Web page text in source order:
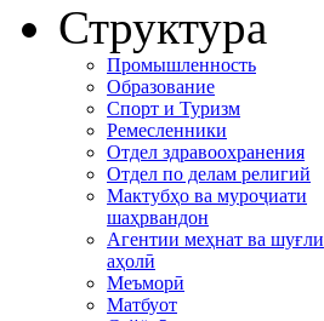
Структура
Промышленность
Образование
Спорт и Туризм
Ремесленники
Отдел здравоохранения
Отдел по делам религий
Мактубҳо ва муроҷиати
шаҳрвандон
Агентии меҳнат ва шуғли
аҳолӣ
Меъморӣ
Матбуот